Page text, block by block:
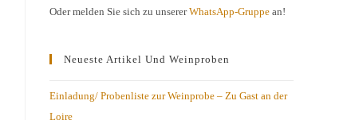
Oder melden Sie sich zu unsererWhatsApp-Gruppe an!
Neueste Artikel Und Weinproben
Einladung/ Probenliste zur Weinprobe – Zu Gast an der
Loire